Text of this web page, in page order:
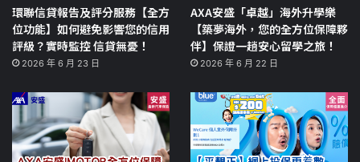
環聯信貸報告及評分服務【全方
位功能】如何避免影響您的信用
評級？實時監控 信貸無憂！
2026 年 6 月 23 日
AXA安盛「卓越」海外升學樂
【築夢海外，您的全方位保障夥
伴】保證一趟安心留學之旅！
2026 年 6 月 22 日